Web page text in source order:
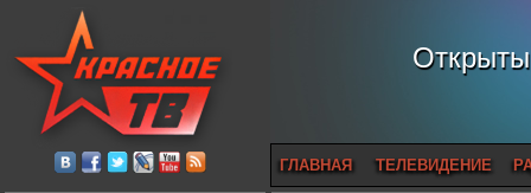
ГЛАВНАЯ ТЕЛЕВИДЕНИЕ